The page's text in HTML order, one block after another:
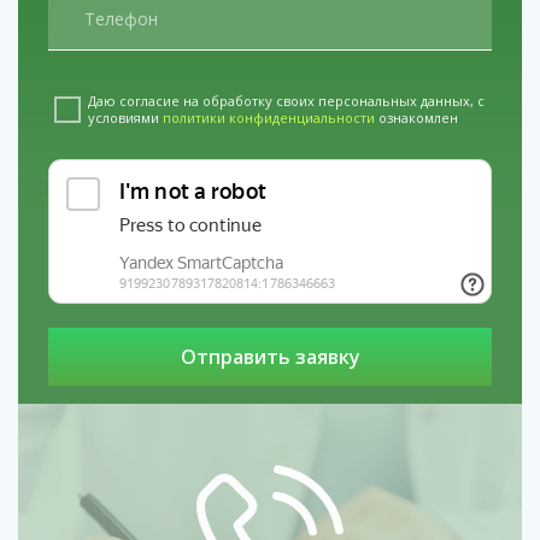
страдания, что само по себе становится важным
мотивирующим фактором.
Прерывание запойного состояния. Длительная
интоксикация — это нагрузка на все органы. Резкая
приехавший по вызову, может грамотно и поэтапно
провести инфузионную терапию для выведения
токсинов, коррекции обезвоживания и поддержки
работы печени, минимизируя риск развития психоза
или судорог.
при угрозе срыва.
пытавшийся лечиться, снова начал употреблять,
важно действовать быстро. Один-два визита
предотвратить уход в глубокий запой, сохранив
предыдущие результаты лечения.
Даю согласие на обработку своих персональных данных, с
условиями политики конфиденциальности ознакомлен